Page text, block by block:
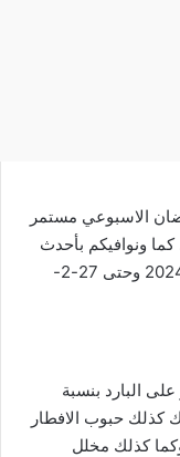
الاسبوعي مستمر
رمضان مبارك . كما ونوافيكم بأحدث
اليوم من 25-2-2024 وحتى 27-2-
البارد بنسبة
300 مل. وهناك كذلك حبوب الافطار
من كيلوغز، 375 جرام. وكما كذلك مخلل